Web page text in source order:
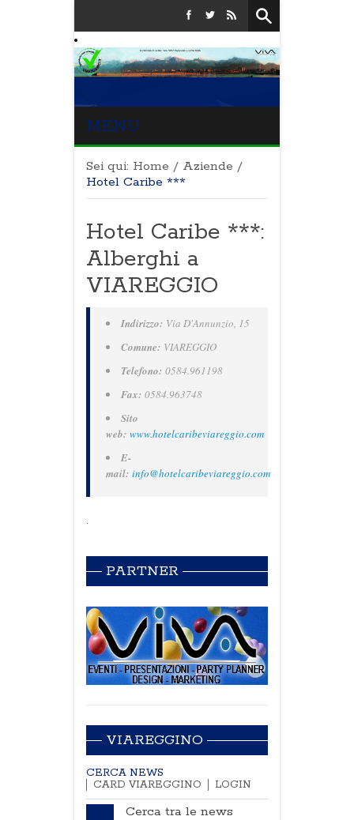
MENU
Sei qui: Home / Aziende /
Hotel Caribe ***
Hotel Caribe ***:
Alberghi a
VIAREGGIO
Indirizzo: Via D'Annunzio, 15
Comune: VIAREGGIO
Telefono: 0584.961198
Fax: 0584.963748
Sito
web: www.hotelcaribeviareggio.com
E-
mail: info@hotelcaribeviareggio.com
.
PARTNER
VIAREGGINO
CERCA NEWS
CARD VIAREGGINO
LOGIN
Cerca tra le news